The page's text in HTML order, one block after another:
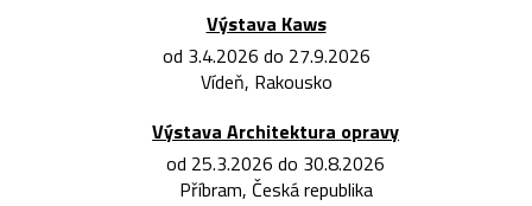
Výstava Kaws
od 3.4.2026 do 27.9.2026
Vídeň, Rakousko
Výstava Architektura opravy
od 25.3.2026 do 30.8.2026
Příbram, Česká republika